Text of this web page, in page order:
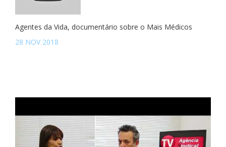
Agentes da Vida, documentário sobre o Mais Médicos
28 NOV 2018